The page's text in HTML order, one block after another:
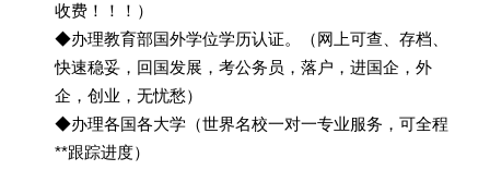
收费！！！）
◆办理教育部国外学位学历认证。（网上可查、存档、
快速稳妥，回国发展，考公务员，落户，进国企，外
企，创业，无忧愁）
◆办理各国各大学（世界名校一对一专业服务，可全程
**跟踪进度）